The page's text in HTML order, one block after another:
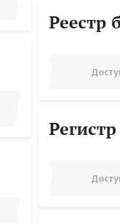
Реестр